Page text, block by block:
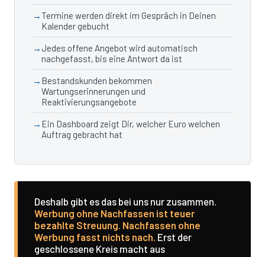
Termine werden direkt im Gespräch in Deinen
Kalender gebucht
Jedes offene Angebot wird automatisch
nachgefasst, bis eine Antwort da ist
Bestandskunden bekommen
Wartungserinnerungen und
Reaktivierungsangebote
Ein Dashboard zeigt Dir, welcher Euro welchen
Auftrag gebracht hat
Deshalb gibt es das bei uns nur zusammen.
Werbung ohne Nachfassen ist teuer
bezahlte Streuung. Nachfassen ohne
Werbung fasst nichts nach. Erst der
geschlossene Kreis macht aus